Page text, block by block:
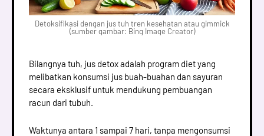
Detoksifikasi dengan jus tuh tren kesehatan atau gimmick
(sumber gambar: Bing Image Creator)
Bilangnya tuh, jus detox adalah program diet yang
melibatkan konsumsi jus buah-buahan dan sayuran
secara eksklusif untuk mendukung pembuangan
racun dari tubuh.
Waktunya antara 1 sampai 7 hari, tanpa mengonsumsi